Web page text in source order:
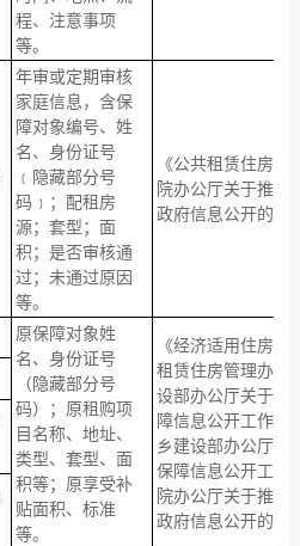
程、注意事项
等。
年审或定期审核
家庭信息，含保
障对象编号、姓
名、身份证号
﹝隐藏部分号
码﹞；配租房
源；套型；面
积；是否审核通
过；未通过原因
等。
《公共租赁住房
院办公厅关于推进
政府信息公开的意
原保障对象姓
名、身份证号
（隐藏部分号
码）；原租购项
目名称、地址、
类型、套型、面
积等；原享受补
贴面积、标准
等。
《经济适用住房
租赁住房管理办法
设部办公厅关于做
障信息公开工作的
乡建设部办公厅关
保障信息公开工作
院办公厅关于推进
政府信息公开的意